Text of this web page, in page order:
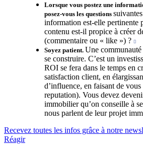
Lorsque vous postez une
posez-vous les questions
information est-elle pertinente
contenu est-il propice à créer
(commentaire ou « like ») ? 
Soyez patient. Une
se construire. C’est un
ROI se fera dans le temps en
satisfaction client, en
d’influence, en faisant de
reputation). Vous devez
immobilier qu’on conseille à
nous parlent de leur projet
Recevez toutes les infos grâce à notre
Réagir